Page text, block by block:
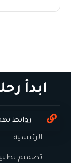
ابدأ
روابط
الرئيسية
تصميم